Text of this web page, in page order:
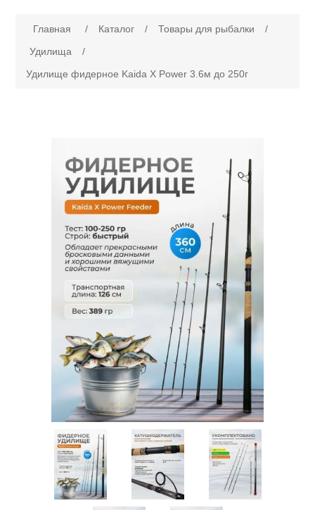
Каталог
Товары для рыбалки
Аксессуары для лодок
Главная / Каталог / Товары для рыбалки
/
Удилища
/
Удилище фидерное Kaida X Power 3.6м до 250г